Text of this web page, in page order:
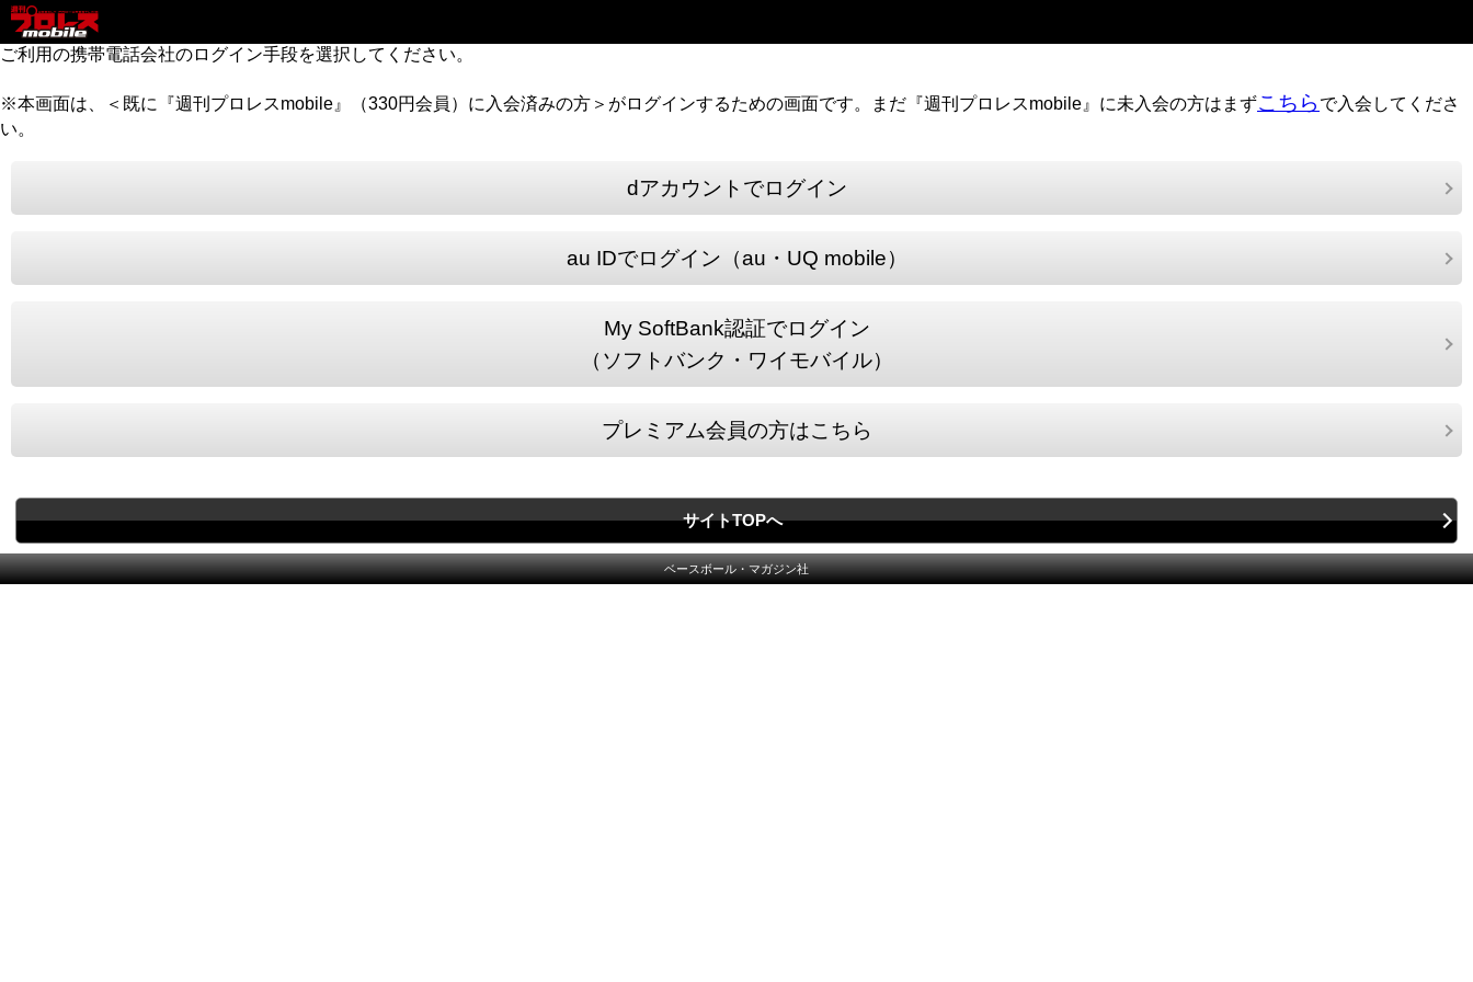
ご利用の携帯電話会社のログイン手段を選択してください。
※本画面は、＜既に『週刊プロレスmobile』（330円会員）に入会済みの方＞がログインするための画面です。まだ『週刊プロレスmobile』に未入会の方はまずこちら で入会してくださ
い。
dアカウントでログイン
au IDでログイン（au・UQ mobile）
My SoftBank認証でログイン
（ソフトバンク・ワイモバイル）
プレミアム会員の方はこちら
サイトTOPへ
ベースボール・マガジン社